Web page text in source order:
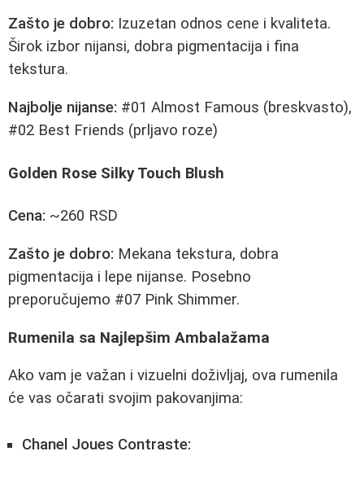
Zašto je dobro: Izuzetan odnos cene i kvaliteta.
Širok izbor nijansi, dobra pigmentacija i fina
tekstura.
Najbolje nijanse: #01 Almost Famous (breskvasto),
#02 Best Friends (prljavo roze)
Golden Rose Silky Touch Blush
Cena: ~260 RSD
Zašto je dobro: Mekana tekstura, dobra
pigmentacija i lepe nijanse. Posebno
preporučujemo #07 Pink Shimmer.
Rumenila sa Najlepšim Ambalažama
Ako vam je važan i vizuelni doživljaj, ova rumenila
će vas očarati svojim pakovanjima:
Chanel Joues Contraste: